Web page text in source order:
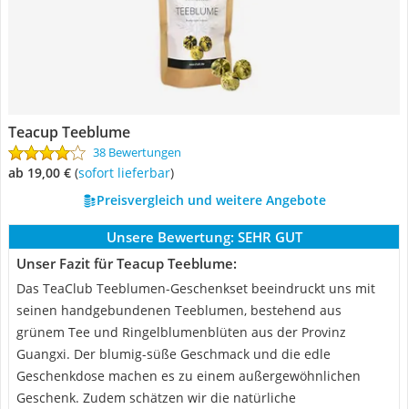
Teacup Teeblume
38 Bewertungen
ab 19,00 € ( Sofort lieferbar)
Preisvergleich und weitere Angebote
Unsere Bewertung: SEHR GUT
Unser Fazit für Teacup Teeblume:
Das TeaClub Teeblumen-Geschenkset beeindruckt uns mit
seinen handgebundenen Teeblumen, bestehend aus
grünem Tee und Ringelblumenblüten aus der Provinz
Guangxi. Der blumig-süße Geschmack und die edle
Geschenkdose machen es zu einem außergewöhnlichen
Geschenk. Zudem schätzen wir die natürliche